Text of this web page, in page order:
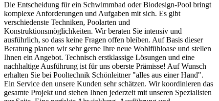
Die Entscheidung für ein Schwimmbad oder Biodesign-Pool bringt
komplexe Anforderungen und Aufgaben mit sich. Es gibt
verschiedenste Techniken, Poolarten und
Konstruktionsmöglichkeiten. Wir beraten Sie intensiv und
ausführlich, so dass keine Fragen offen bleiben. Auf Basis dieser
Beratung planen wir sehr gerne Ihre neue Wohlfühloase und stellen
Ihnen ein Angebot. Technisch erstklassige Lösungen und eine
nachhaltige Ausführung ist für uns oberste Prämisse! Auf Wunsch
erhalten Sie bei Pooltechnik Schönleitner "alles aus einer Hand".
Ein Service den unsere Kunden sehr schätzen. Wir koordinieren das
gesamte Projekt und stehen Ihnen jederzeit mit unseren Spezialisten